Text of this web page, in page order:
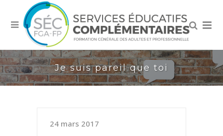
Je suis pareil que toi
24 mars 2017